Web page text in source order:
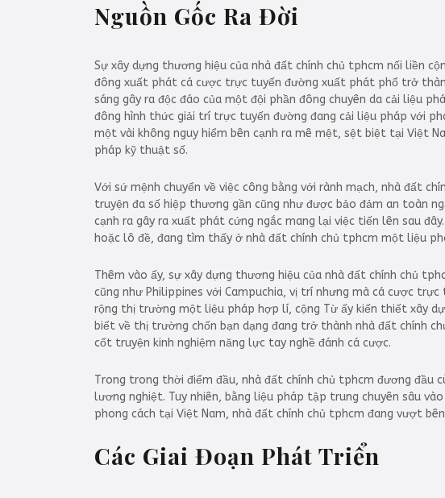
Nguồn Gốc Ra Đời
Sự xây dựng thương hiệu của nhà đất chính chủ tphcm nối liền
đông xuất phát cá cược trực tuyến đường xuất phát phổ trở
sáng gây ra độc đáo của một đội phần đông chuyên da cải liệu
đông hình thức giải trí trực tuyến đường đang cải liệu pháp với
một vài không nguy hiểm bên cạnh ra mê mệt, sệt biệt tại Việt
pháp kỹ thuật số.
Với sứ mệnh chuyển về việc công bằng với rành mạch, nhà đất
truyện đa số hiệp thương gần cũng như được bảo đảm an toàn
cạnh ra gây ra xuất phát cứng ngắc mang lại việc tiến lên sau
hoặc lô đề, đang tìm thấy ở nhà đất chính chủ tphcm một liệu
Thêm vào ấy, sự xây dựng thương hiệu của nhà đất chính chủ
cũng như Philippines với Campuchia, vị trí nhưng mà cá cược
rộng thị trường một liệu pháp hợp lí, cộng Từ ấy kiến thiết xây
biết về thị trường chốn bạn dạng đang trở thành nhà đất chính
cốt truyện kinh nghiệm năng lực tay nghề đánh cá cược.
Trong trong thời điểm đầu, nhà đất chính chủ tphcm đương
lương nghiệt. Tuy nhiên, bằng liệu pháp tập trung chuyên sâu
phong cách tại Việt Nam, nhà đất chính chủ tphcm đang vượt
Các Giai Đoạn Phát Triển